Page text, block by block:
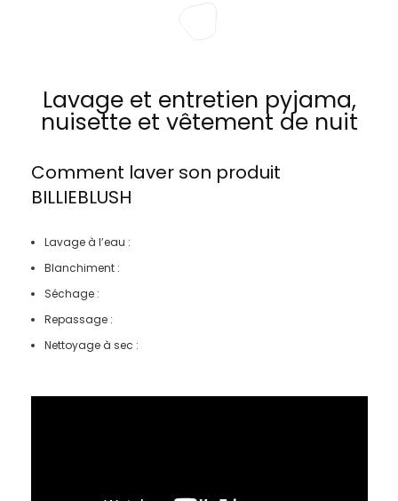
Lavage et entretien pyjama,
nuisette et vêtement de nuit
Comment laver son produit
BILLIEBLUSH
Lavage à l’eau :
Blanchiment :
Séchage :
Repassage :
Nettoyage à sec :